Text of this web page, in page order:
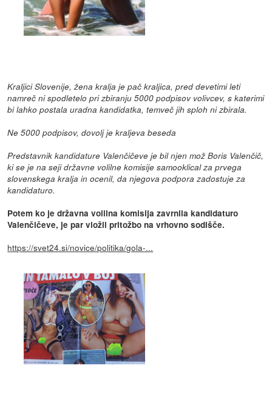
Kraljici Slovenije, žena kralja je pač kraljica, pred devetimi leti
namreč ni spodletelo pri zbiranju 5000 podpisov volivcev, s katerimi
bi lahko postala uradna kandidatka, temveč jih sploh ni zbirala.
Ne 5000 podpisov, dovolj je kraljeva beseda
Predstavnik kandidature Valenčičeve je bil njen mož Boris Valenčič,
ki se je na seji državne volilne komisije samooklical za prvega
slovenskega kralja in ocenil, da njegova podpora zadostuje za
kandidaturo.
Potem ko je državna volilna komisija zavrnila kandidaturo
Valenčičeve, je par vložil pritožbo na vrhovno sodišče.
https://svet24.si/novice/politika/gola-...